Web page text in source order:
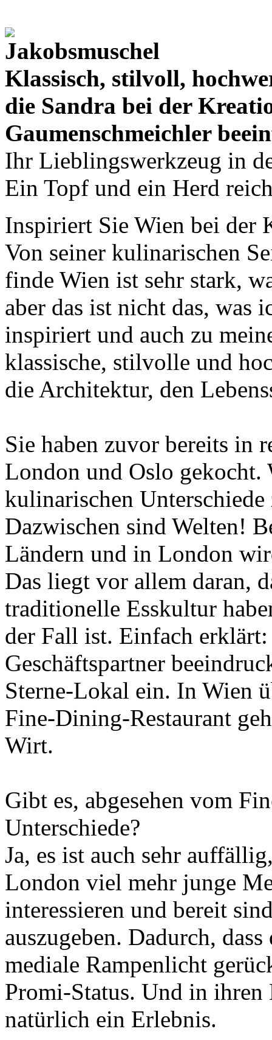
Klassisch, stilvoll,
die Sandra bei der
Gaumenschmeichler
Ihr Lieblingswerkzeug in
Ein Topf und ein Herd
Inspiriert Sie Wien bei der
Von seiner kulinarischen
finde Wien ist sehr stark,
aber das ist nicht das, was
inspiriert und auch zu
klassische, stilvolle und
die Architektur, den
Sie haben zuvor bereits in
London und Oslo gekocht.
kulinarischen Unterschiede
Dazwischen sind Welten!
Ländern und in London
Das liegt vor allem daran,
traditionelle Esskultur
der Fall ist. Einfach
Geschäftspartner
Sterne-Lokal ein. In Wien
Fine-Dining-Restaurant
Wirt.
Gibt es, abgesehen vom
Unterschiede?
Ja, es ist auch sehr
London viel mehr junge
interessieren und bereit
auszugeben. Dadurch,
mediale Rampenlicht
Promi-Status. Und in ihren
natürlich ein Erlebnis.